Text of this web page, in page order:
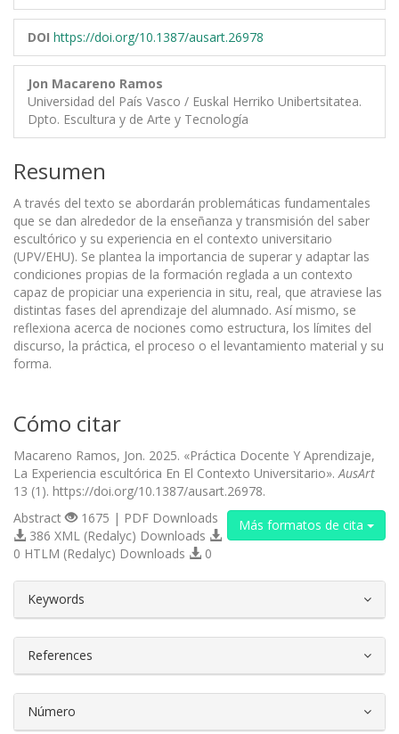
DOI https://doi.org/10.1387/ausart.26978
Jon Macareno Ramos
Universidad del País Vasco / Euskal Herriko Unibertsitatea.
Dpto. Escultura y de Arte y Tecnología
Resumen
A través del texto se abordarán problemáticas fundamentales
que se dan alrededor de la enseñanza y transmisión del saber
escultórico y su experiencia en el contexto universitario
(UPV/EHU). Se plantea la importancia de superar y adaptar las
condiciones propias de la formación reglada a un contexto
capaz de propiciar una experiencia in situ, real, que atraviese las
distintas fases del aprendizaje del alumnado. Así mismo, se
reflexiona acerca de nociones como estructura, los límites del
discurso, la práctica, el proceso o el levantamiento material y su
forma.
Cómo citar
Macareno Ramos, Jon. 2025. «Práctica Docente Y Aprendizaje,
La Experiencia escultórica En El Contexto Universitario».AusArt
13 (1). https://doi.org/10.1387/ausart.26978.
Más formatos de cita
Abstract
1675 | PDF Downloads
386 XML (Redalyc) Downloads
0 HTLM (Redalyc) Downloads
0
Keywords
References
Número